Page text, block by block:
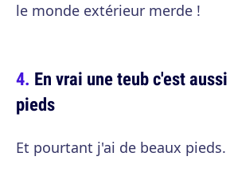
le monde extérieur merde !
En vrai une teub c'est
pieds
Et pourtant j'ai de beaux pieds.